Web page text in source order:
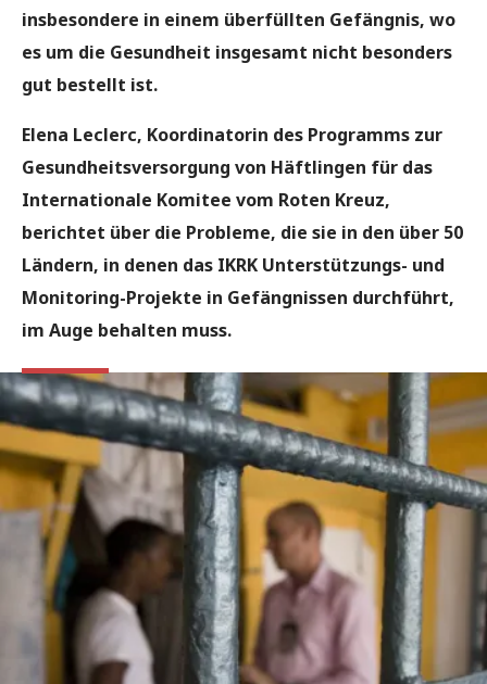
insbesondere in einem überfüllten Gefängnis, wo
es um die Gesundheit insgesamt nicht besonders
gut bestellt ist.
Elena Leclerc, Koordinatorin des Programms zur
Gesundheitsversorgung von Häftlingen für das
Internationale Komitee vom Roten Kreuz,
berichtet über die Probleme, die sie in den über 50
Ländern, in denen das IKRK Unterstützungs- und
Monitoring-Projekte in Gefängnissen durchführt,
im Auge behalten muss.